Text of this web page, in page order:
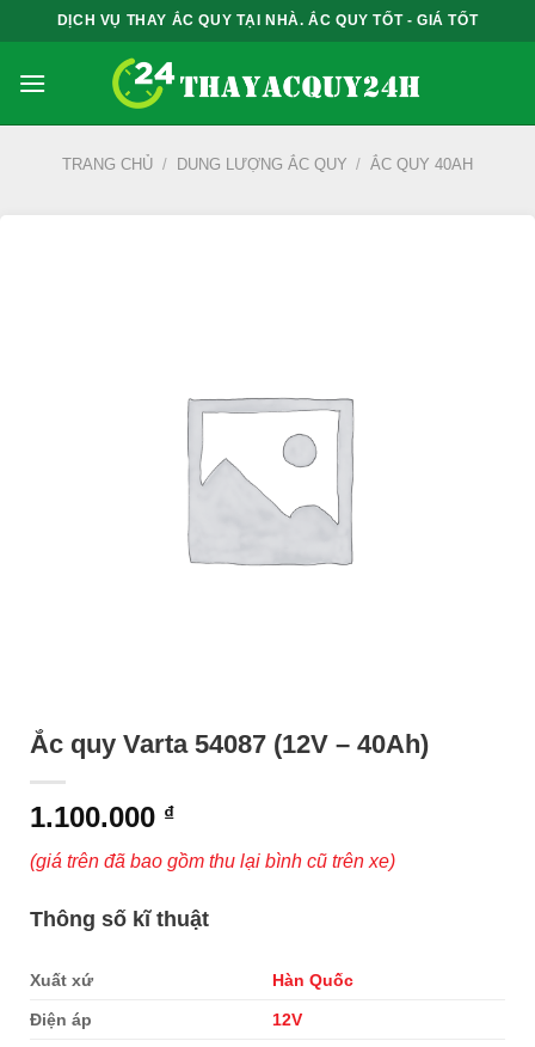
qua
nội
DỊCH VỤ THAY ẮC QUY TẠI NHÀ. ẮC QUY TỐT - GIÁ TỐT
TRANG CHỦ / DUNG LƯỢNG ẮC QUY / ẮC QUY 40AH
Ắc quy Varta 54087 (12V – 40Ah)
1.100.000 ₫
(giá trên đã bao gồm thu lại bình cũ trên xe)
Thông số kĩ thuật
Xuất xứ Hàn Quốc
Điện áp 12V